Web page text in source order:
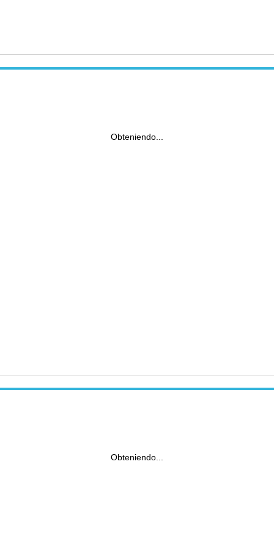
Obteniendo...
Obteniendo...